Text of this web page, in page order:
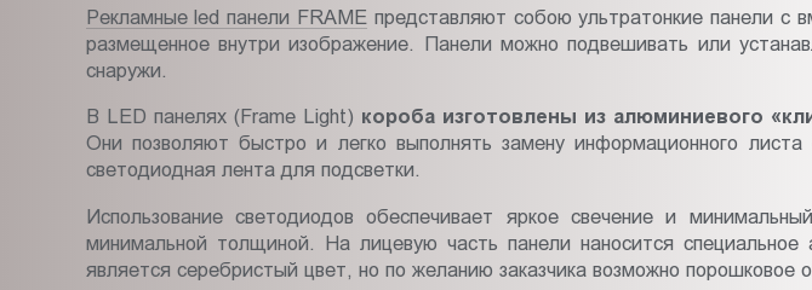
Рекламные led панели FRAME представляют собою ультратонкие панели с
размещенное внутри изображение. Панели можно подвешивать или
снаружи.
В LED панелях (Frame Light) короба изготовлены из алюминиевого
Они позволяют быстро и легко выполнять замену информационного
светодиодная лента для подсветки.
Использование светодиодов обеспечивает яркое свечение и
минимальной толщиной. На лицевую часть панели наносится
является серебристый цвет, но по желанию заказчика возможно порошковое